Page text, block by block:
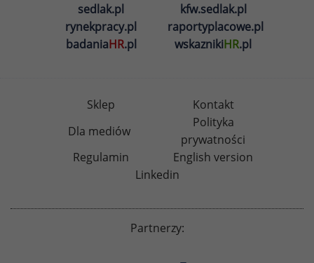
sedlak.pl
kfw.sedlak.pl
rynekpracy.pl
raportyplacowe.pl
badaniaHR.pl wskaznikiHR.pl
Sklep
Kontakt
Dla mediów
Polityka
prywatności
Regulamin
English version
Linkedin
Partnerzy: